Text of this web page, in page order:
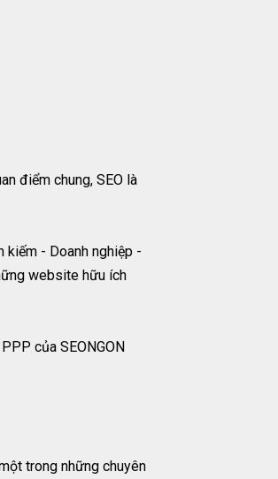
điểm chung, SEO là
- Doanh nghiệp -
website hữu ích
của SEONGON
trong những chuyên